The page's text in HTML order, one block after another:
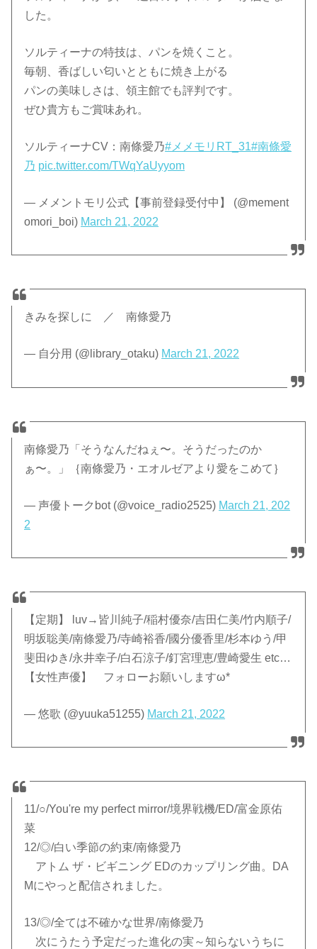
した。
ソルティーナの特技は、パンを焼くこと。
毎朝、香ばしい匂いとともに焼き上がる
パンの美味しさは、領主館でも評判です。
ぜひ貴方もご賞味あれ。
ソルティーナCV：南條愛乃#メメモリRT_31#南條愛
乃 pic.twitter.com/TWqYaUyyom
— メメントモリ公式【事前登録受付中】 (@mement
omori_boi) March 21, 2022
きみを探しに ／ 南條愛乃
— 自分用 (@library_otaku) March 21, 2022
南條愛乃「そうなんだねぇ〜。そうだったのか
ぁ〜。」｛南條愛乃・エオルゼアより愛をこめて｝
— 声優トークbot (@voice_radio2525) March 21, 202
2
【定期】 luv→皆川純子/稲村優奈/吉田仁美/竹内順子/
明坂聡美/南條愛乃/寺崎裕香/國分優香里/杉本ゆう/甲
斐田ゆき/永井幸子/白石涼子/釘宮理恵/豊崎愛生 etc…
【女性声優】 フォローお願いしますω*
— 悠歌 (@yuuka51255) March 21, 2022
11/○/You're my perfect mirror/境界戦機/ED/富金原佑
菜
12/◎/白い季節の約束/南條愛乃
アトム ザ・ビギニング EDのカップリング曲。DA
Mにやっと配信されました。
13/◎/全ては不確かな世界/南條愛乃
次にうたう予定だった進化の実～知らないうちに